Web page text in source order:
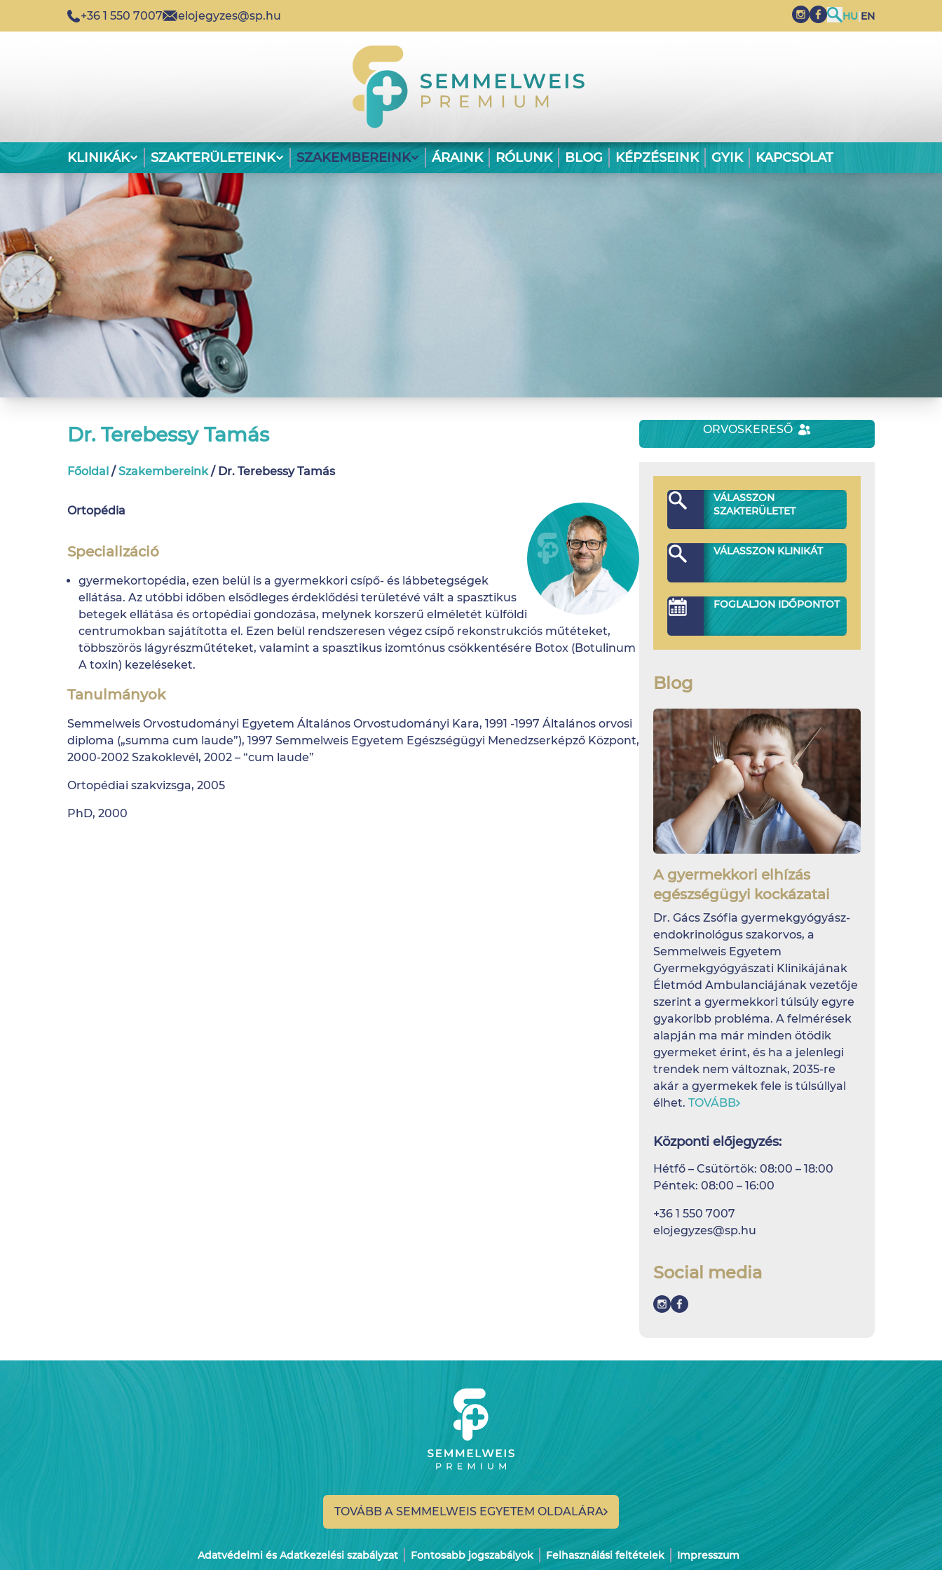
+36 1 550 7007 elojegyzes@sp.hu HU|EN
KLINIKÁK SZAKTERÜLETEINK SZAKEMBEREINK ÁRAINK RÓLUNK BLOG KÉPZÉSEINK GYIK KAPCSOLAT
Dr. Terebessy Tamás
Főoldal / Szakembereink /Dr. Terebessy Tamás
Ortopédia
Specializáció
gyermekortopédia, ezen belül is a gyermekkori csípő- és lábbetegségek
ellátása. Az utóbbi időben elsődleges érdeklődési területévé vált a spasztikus
betegek ellátása és ortopédiai gondozása, melynek korszerű elméletét külföldi
centrumokban sajátította el. Ezen belül rendszeresen végez csípő rekonstrukciós műtéteket,
többszörös lágyrészműtéteket, valamint a spasztikus izomtónus csökkentésére Botox (Botulinum
A toxin) kezeléseket.
Tanulmányok
Semmelweis Orvostudományi Egyetem Általános Orvostudományi Kara, 1991 -1997 Általános orvosi
diploma („summa cum laude”), 1997 Semmelweis Egyetem Egészségügyi Menedzserképző Központ,
2000-2002 Szakoklevél, 2002 – “cum laude”
Ortopédiai szakvizsga, 2005
PhD, 2000
ORVOSKERESŐ
VÁLASSZON
SZAKTERÜLETET
VÁLASSZON KLINIKÁT
FOGLALJON IDŐPONTOT
Blog
A gyermekkori elhízás
egészségügyi kockázatai
Dr. Gács Zsófia gyermekgyógyász-
endokrinológus szakorvos, a
Semmelweis Egyetem
Gyermekgyógyászati Klinikájának
Életmód Ambulanciájának vezetője
szerint a gyermekkori túlsúly egyre
gyakoribb probléma. A felmérések
alapján ma már minden ötödik
gyermeket érint, és ha a jelenlegi
trendek nem változnak, 2035-re
akár a gyermekek fele is túlsúllyal
élhet. TOVÁBB
Központi előjegyzés:
Hétfő – Csütörtök: 08:00 – 18:00
Péntek: 08:00 – 16:00
+36 1 550 7007
elojegyzes@sp.hu
Social media
TOVÁBB A SEMMELWEIS EGYETEM OLDALÁRA
Adatvédelmi és Adatkezelési szabályzat Fontosabb jogszabályok Felhasználási feltételek Impresszum